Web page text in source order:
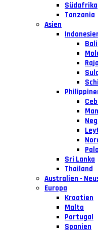
Südafrika
Tanzania
Asien
Bali
Sri Lanka
Thailand
Australien -
Europa
Kroatien
Malta
Portugal
Spanien